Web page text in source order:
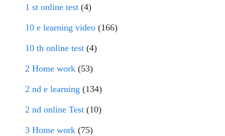
1 st online test (4)
10 e learning video (166)
10 th online test (4)
2 Home work (53)
2 nd e learning (134)
2 nd online Test (10)
3 Home work (75)